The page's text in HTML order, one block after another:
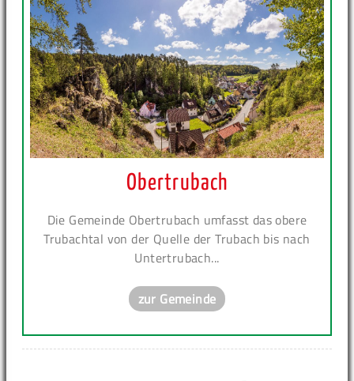
Obertrubach
Die Gemeinde Obertrubach umfasst das obere
Trubachtal von der Quelle der Trubach bis nach
Untertrubach...
zur Gemeinde